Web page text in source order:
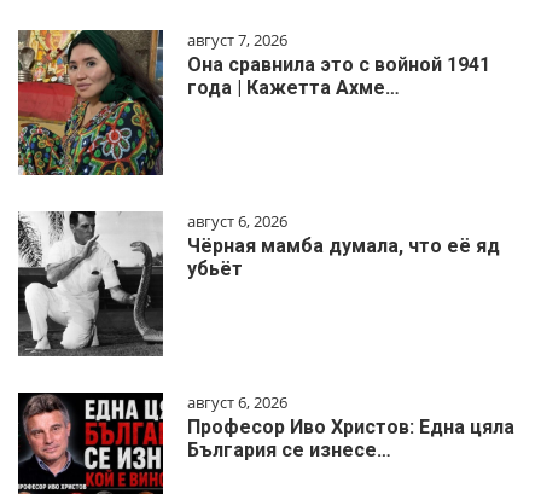
август 7, 2026
Она сравнила это с войной 1941
года | Кажетта Ахме…
август 6, 2026
Чёрная мамба думала, что её яд
убьёт
август 6, 2026
Професор Иво Христов: Една цяла
България се изнесе…